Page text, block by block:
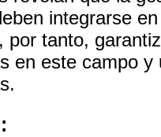
integrarse
por tanto,
en este campo